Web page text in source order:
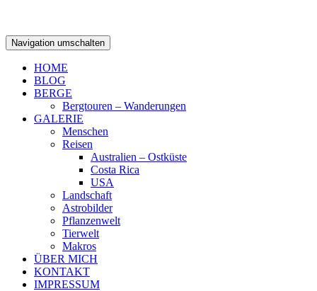
Navigation umschalten
HOME
BLOG
BERGE
Bergtouren – Wanderungen
GALERIE
Menschen
Reisen
Australien – Ostküste
Costa Rica
USA
Landschaft
Astrobilder
Pflanzenwelt
Tierwelt
Makros
ÜBER MICH
KONTAKT
IMPRESSUM